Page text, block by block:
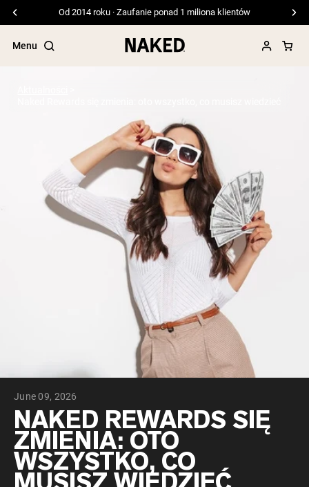
Od 2014 roku · Zaufanie ponad 1 miliona klientów
Menu
Popularne wyszukiwania
”Protein Powder“
”Overnight Oats“
”Vegan protein“
”Collagen“
”Micellar Casein“
ODŻYWKI BIAŁKOWEBestsellery
Białko grochu
Odżywka Białkowa z Serwatki z mleka
krów karmionych trawą
Peptydy kolagenowe
Czekoladowa serwatka z mleka krów
karmionych trawą
Serwatka z trawy karmionej wanilią
Serwatka z mleka krów karmionych
WEGAŃSKIE ODŻYWKI
BIAŁKOWE
Bestsellery
Białko grochu
June 09, 2026
NAKED REWARDS SIĘ
ZMIENIA: OTO
WSZYSTKO, CO